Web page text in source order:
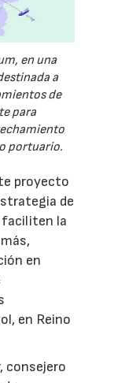
en una
a
de
para
portuario.
proyecto
de
faciliten la
en
en Reino
consejero